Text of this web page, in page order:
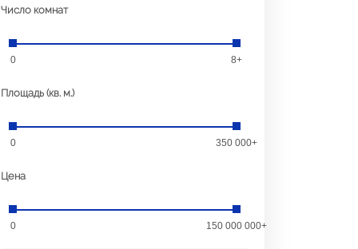
Число комнат
0 8+
Площадь (кв. м.)
0 350 000+
Цена
0 150 000 000+